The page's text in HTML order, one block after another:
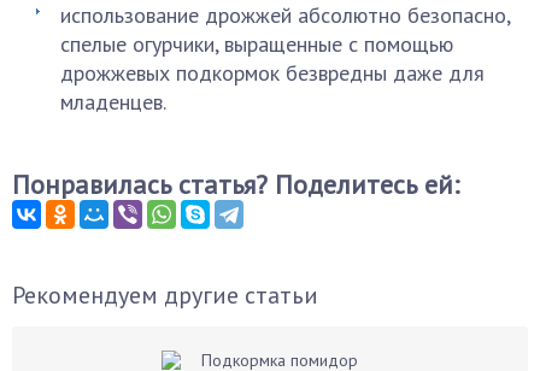
использование дрожжей абсолютно безопасно,
спелые огурчики, выращенные с помощью
дрожжевых подкормок безвредны даже для
младенцев.
Понравилась статья? Поделитесь ей:
Рекомендуем другие статьи